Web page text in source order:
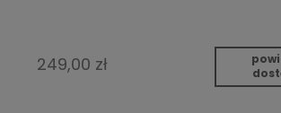
249,00 zł